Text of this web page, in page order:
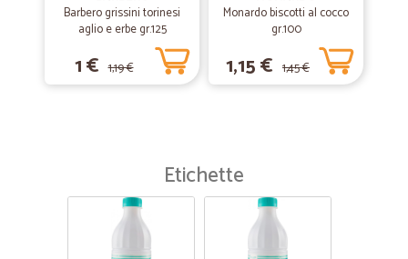
Barbero grissini torinesi
aglio e erbe gr.125
1 € 1,19 €
Monardo biscotti al cocco
gr.100
1,15 € 1,45 €
Etichette